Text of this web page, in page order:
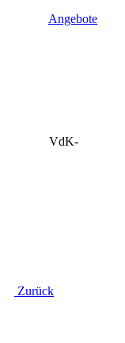
Angebote
VdK-
Zurück